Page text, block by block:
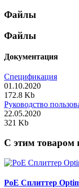
Файлы
Файлы
Документация
Спецификация
01.10.2020
172.8 Kb
Руководство
22.05.2020
321 Kb
C этим товаром
PoE Сплиттер